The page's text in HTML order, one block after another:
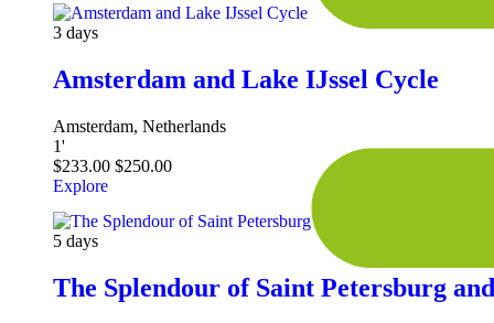
3 days
Amsterdam and Lake IJssel Cycle
Amsterdam, Netherlands
1'
$233.00 $250.00
Explore
5 days
The Splendour of Saint Petersburg